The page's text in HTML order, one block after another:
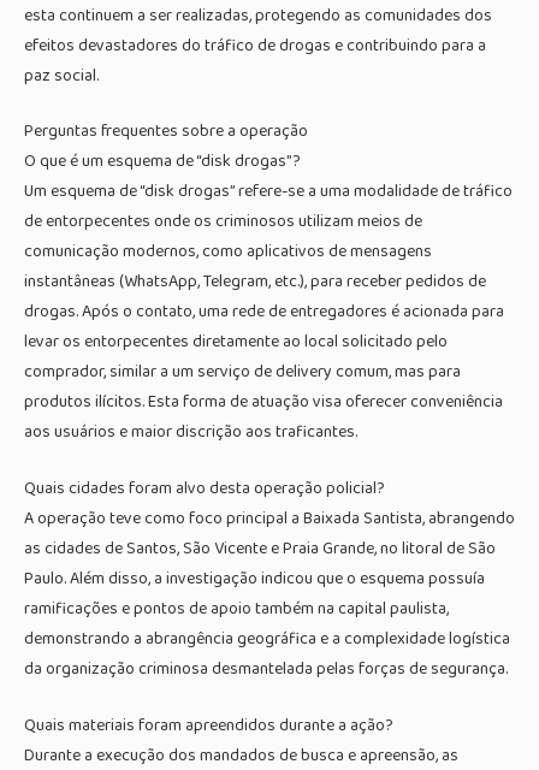
esta continuem a ser realizadas, protegendo as comunidades dos
efeitos devastadores do tráfico de drogas e contribuindo para a
paz social.
Perguntas frequentes sobre a operação
O que é um esquema de “disk drogas”?
Um esquema de “disk drogas” refere-se a uma modalidade de tráfico
de entorpecentes onde os criminosos utilizam meios de
comunicação modernos, como aplicativos de mensagens
instantâneas (WhatsApp, Telegram, etc.), para receber pedidos de
drogas. Após o contato, uma rede de entregadores é acionada para
levar os entorpecentes diretamente ao local solicitado pelo
comprador, similar a um serviço de delivery comum, mas para
produtos ilícitos. Esta forma de atuação visa oferecer conveniência
aos usuários e maior discrição aos traficantes.
Quais cidades foram alvo desta operação policial?
A operação teve como foco principal a Baixada Santista, abrangendo
as cidades de Santos, São Vicente e Praia Grande, no litoral de São
Paulo. Além disso, a investigação indicou que o esquema possuía
ramificações e pontos de apoio também na capital paulista,
demonstrando a abrangência geográfica e a complexidade logística
da organização criminosa desmantelada pelas forças de segurança.
Quais materiais foram apreendidos durante a ação?
Durante a execução dos mandados de busca e apreensão, as